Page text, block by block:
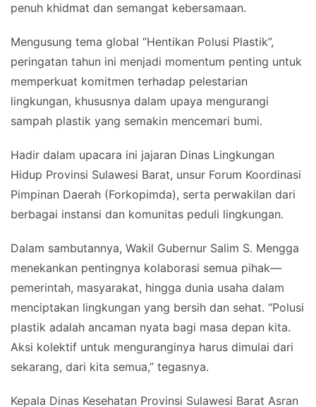
penuh khidmat dan semangat kebersamaan.
Mengusung tema global “Hentikan Polusi Plastik”,
peringatan tahun ini menjadi momentum penting untuk
memperkuat komitmen terhadap pelestarian
lingkungan, khususnya dalam upaya mengurangi
sampah plastik yang semakin mencemari bumi.
Hadir dalam upacara ini jajaran Dinas Lingkungan
Hidup Provinsi Sulawesi Barat, unsur Forum Koordinasi
Pimpinan Daerah (Forkopimda), serta perwakilan dari
berbagai instansi dan komunitas peduli lingkungan.
Dalam sambutannya, Wakil Gubernur Salim S. Mengga
menekankan pentingnya kolaborasi semua pihak—
pemerintah, masyarakat, hingga dunia usaha dalam
menciptakan lingkungan yang bersih dan sehat. “Polusi
plastik adalah ancaman nyata bagi masa depan kita.
Aksi kolektif untuk menguranginya harus dimulai dari
sekarang, dari kita semua,” tegasnya.
Kepala Dinas Kesehatan Provinsi Sulawesi Barat Asran